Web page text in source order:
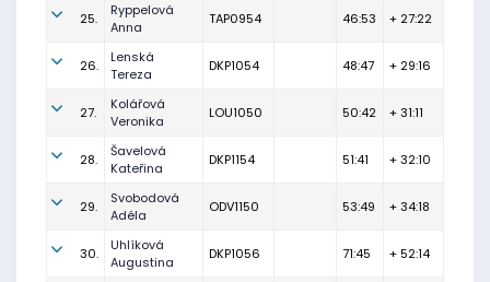
25.
Ryppelová
Anna
TAP0954 46:53 + 27:22
26.
Lenská
Tereza
DKP1054 48:47 + 29:16
27.
Kolářová
Veronika
LOU1050 50:42 + 31:11
28.
Šavelová
Kateřina
DKP1154 51:41 + 32:10
29.
Svobodová
Adéla
ODV1150 53:49 + 34:18
30.
Uhlíková
Augustina
DKP1056 71:45 + 52:14